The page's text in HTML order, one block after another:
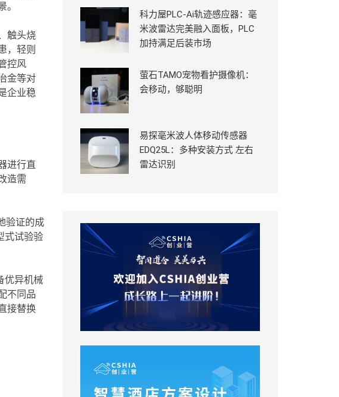
触头烧
，轻则
控风
金等对
企业稳
进行直
造需
验证的成
式试验验
优异机械
不同品
接替换
科力屋PLC-Ai轨迹感应器：毫
米波雷达完美融入面板，PLC
加持满足后装市场
萤石TAMO宠物看护摄像机：
会移动，够聪明
易探毫米波人体移动传感器
EDQ25L：多种安装方式 左右
雷达识别